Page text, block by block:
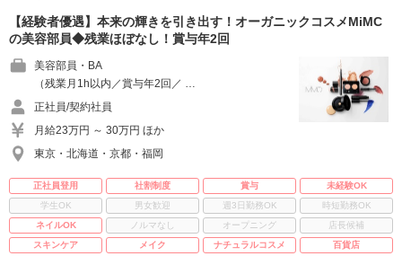
【経験者優遇】本来の輝きを引き出す！オーガニックコスメMiMC
の美容部員◆残業ほぼなし！賞与年2回
美容部員・BA
（残業月1h以内／賞与年2回／ …
正社員/契約社員
月給23万円 ～ 30万円 ほか
東京・北海道・京都・福岡
正社員登用 社割制度 賞与
未経験OK
学生OK
男女歓迎 週3日勤務OK
時短勤務OK
ネイルOK
ノルマなし オープニング
店長候補
スキンケア
メイク ナチュラルコスメ 百貨店